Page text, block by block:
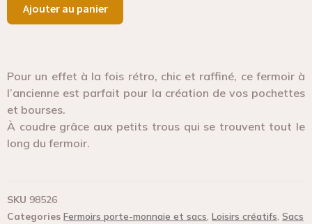
Ajouter au panier
Pour un effet à la fois rétro, chic et raffiné, ce fermoir à
l’ancienne est parfait pour la création de vos pochettes
et bourses.
À coudre grâce aux petits trous qui se trouvent tout le
long du fermoir.
SKU 98526
Categories Fermoirs porte-monnaie et sacs, Loisirs créatifs, Sacs